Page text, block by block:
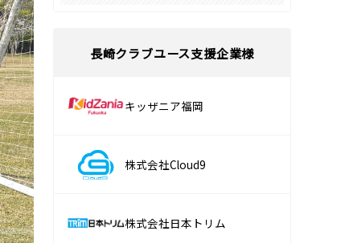
長崎クラブユース支援企業様
キッザニア福岡
株式会社Cloud9
株式会社日本トリム